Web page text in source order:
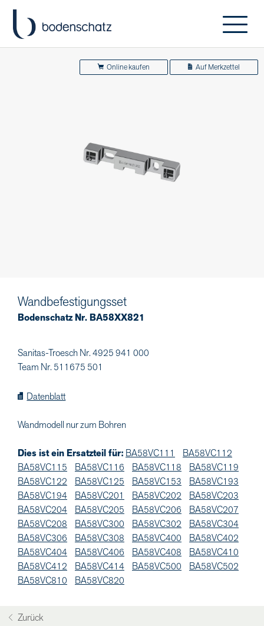
Online kaufen Auf Merkzettel
Wandbefestigungsset
Bodenschatz Nr. BA58XX821
Sanitas-Troesch Nr. 4925 941 000
Team Nr. 511675 501
Datenblatt
Wandmodell nur zum Bohren
Dies ist ein Ersatzteil für: BA58VC111
BA58VC112
BA58VC115
BA58VC116 BA58VC118
BA58VC119
BA58VC122
BA58VC125 BA58VC153
BA58VC193
BA58VC194
BA58VC201 BA58VC202
BA58VC203
BA58VC204
BA58VC205 BA58VC206
BA58VC207
BA58VC208
BA58VC300 BA58VC302
BA58VC304
BA58VC306
BA58VC308 BA58VC400
BA58VC402
BA58VC404
BA58VC406 BA58VC408
BA58VC410
BA58VC412
BA58VC414 BA58VC500
BA58VC502
BA58VC810
BA58VC820
Zurück